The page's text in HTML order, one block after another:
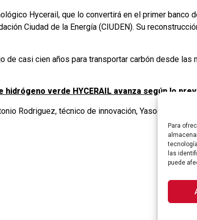
Para
las
puede
Hycerail, que lo convertirá en el primer banco
Ciudad de la Energía (CIUDEN). Su
casi cien años para transportar carbón desde
verde HYCERAIL avanza según lo
Rodriguez, técnico de innovación, Yasodhara